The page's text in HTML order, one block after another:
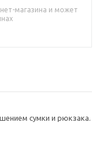
магазина и может
сумки и рюкзака.